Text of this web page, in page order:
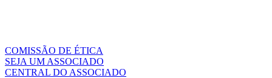
COMISSÃO DE ÉTICA
SEJA UM ASSOCIADO
CENTRAL DO ASSOCIADO